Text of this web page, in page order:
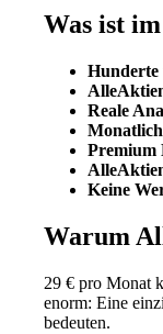
Was ist
Hunderte
Reale
Premium
Keine
Warum
29 € pro Monat
enorm: Eine
bedeuten.